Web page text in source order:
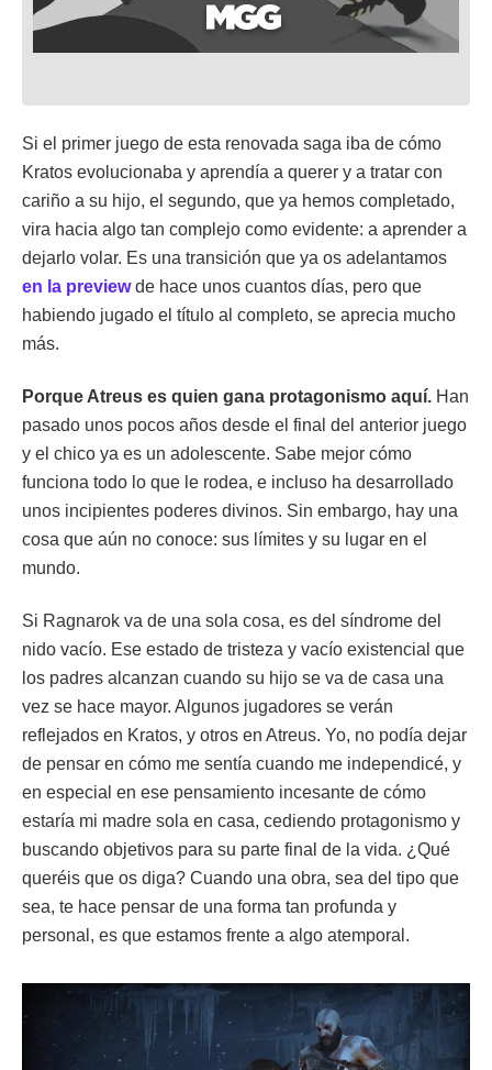
Si el primer juego de esta renovada saga iba de cómo
Kratos evolucionaba y aprendía a querer y a tratar con
cariño a su hijo, el segundo, que ya hemos completado,
vira hacia algo tan complejo como evidente: a aprender a
dejarlo volar. Es una transición que ya os adelantamos
en la previewde hace unos cuantos días, pero que
habiendo jugado el título al completo, se aprecia mucho
más.
Porque Atreus es quien gana protagonismo aquí. Han
pasado unos pocos años desde el final del anterior juego
y el chico ya es un adolescente. Sabe mejor cómo
funciona todo lo que le rodea, e incluso ha desarrollado
unos incipientes poderes divinos. Sin embargo, hay una
cosa que aún no conoce: sus límites y su lugar en el
mundo.
Si Ragnarok va de una sola cosa, es del síndrome del
nido vacío. Ese estado de tristeza y vacío existencial que
los padres alcanzan cuando su hijo se va de casa una
vez se hace mayor. Algunos jugadores se verán
reflejados en Kratos, y otros en Atreus. Yo, no podía dejar
de pensar en cómo me sentía cuando me independicé, y
en especial en ese pensamiento incesante de cómo
estaría mi madre sola en casa, cediendo protagonismo y
buscando objetivos para su parte final de la vida. ¿Qué
queréis que os diga? Cuando una obra, sea del tipo que
sea, te hace pensar de una forma tan profunda y
personal, es que estamos frente a algo atemporal.